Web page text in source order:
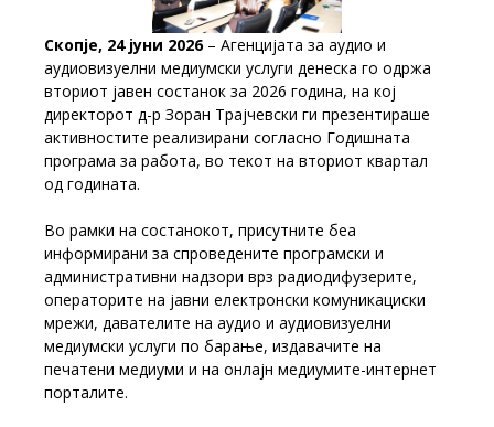
Скопје, 24 јуни 2026 – Агенцијата за аудио и
аудиовизуелни медиумски услуги денеска го одржа
вториот јавен состанок за 2026 година, на кој
директорот д-р Зоран Трајчевски ги презентираше
активностите реализирани согласно Годишната
програма за работа, во текот на вториот квартал
од годината.
Во рамки на состанокот, присутните беа
информирани за спроведените програмски и
административни надзори врз радиодифузерите,
операторите на јавни електронски комуникациски
мрежи, давателите на аудио и аудиовизуелни
медиумски услуги по барање, издавачите на
печатени медиуми и на онлајн медиумите-интернет
порталите.